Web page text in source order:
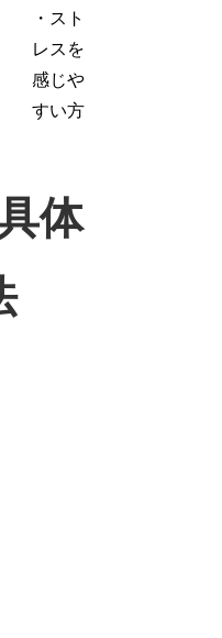
・スト
レスを
感じや
すい方
体